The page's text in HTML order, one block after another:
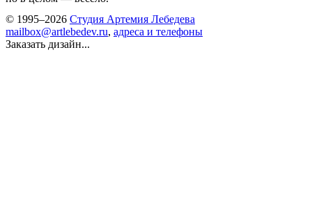
© 1995–2026 Студия Артемия Лебедева
mailbox@artlebedev.ru, адреса и телефоны
Заказать дизайн...